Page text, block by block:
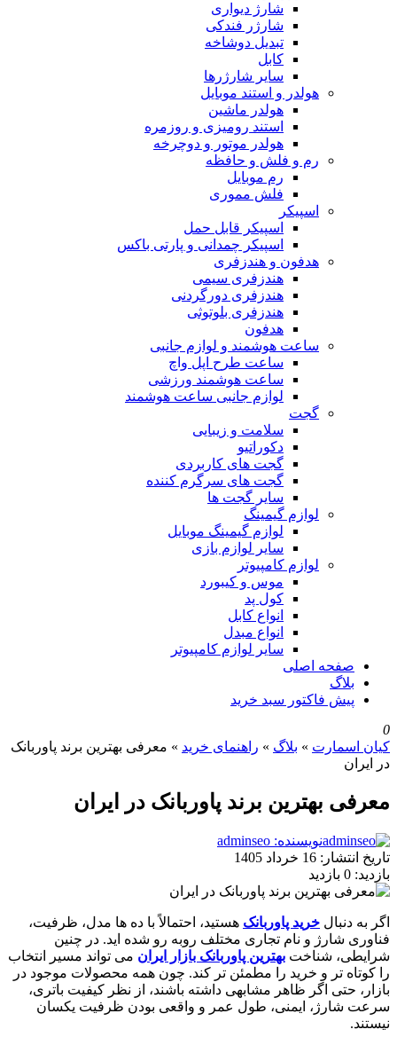
شارژ دیواری
شارژر فندکی
تبدیل دوشاخه
کابل
سایر شارژرها
هولدر و استند موبایل
هولدر ماشین
استند رومیزی و روزمره
هولدر موتور و دوچرخه
رم و فلش و حافظه
رم موبایل
فلش مموری
اسپیکر
اسپیکر قابل حمل
اسپیکر چمدانی و پارتی باکس
هدفون و هندزفری
هندزفری سیمی
هندزفری دورگردنی
هندزفری بلوتوثی
هدفون
ساعت هوشمند و لوازم جانبی
ساعت طرح اپل واچ
ساعت هوشمند ورزشی
لوازم جانبی ساعت هوشمند
گجت
سلامت و زیبایی
دکوراتیو
گجت های کاربردی
گجت های سرگرم کننده
سایر گجت ها
لوازم گیمینگ
لوازم گیمینگ موبایل
سایر لوازم بازی
لوازم کامپیوتر
موس و کیبورد
کول پد
انواع کابل
انواع مبدل
سایر لوازم کامپیوتر
صفحه اصلی
بلاگ
پیش فاکتور سبد خرید
0
کیان اسمارت » بلاگ » راهنمای خرید » معرفی بهترین برند پاوربانک
در ایران
معرفی بهترین برند پاوربانک در ایران
نویسنده: adminseo
تاریخ انتشار: 16 خرداد 1405
بازدید: 0 بازدید
اگر به دنبال خرید پاوربانک هستید، احتمالاً با ده ها مدل، ظرفیت،
فناوری شارژ و نام تجاری مختلف روبه رو شده اید. در چنین
شرایطی، شناخت بهترین پاوربانک بازار ایران می تواند مسیر انتخاب
را کوتاه تر و خرید را مطمئن تر کند. چون همه محصولات موجود در
بازار، حتی اگر ظاهر مشابهی داشته باشند، از نظر کیفیت باتری،
سرعت شارژ، ایمنی، طول عمر و واقعی بودن ظرفیت یکسان
نیستند.